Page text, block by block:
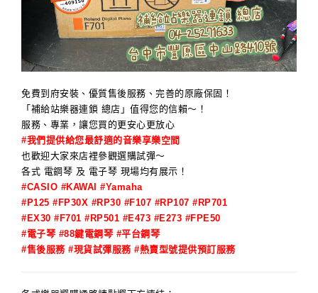
免費到府安裝、優質售後服務、完善的原廠保固！
「補給站樂器連鎖 總店」值得您的信賴～！
服務、專業，讓您買的更安心更放心
#我們提供給您最舒適的音樂享樂空間
也歡迎大家來店裡參觀選購試彈～
各式 電鋼琴 及 電子琴 現場均有展示！
#CASIO #KAWAI #Yamaha
#P125 #FP30X #RP30 #F107 #RP107 #RP701
#EX30 #F701 #RP501 #E473 #E273 #FPE50
#電子琴 #88鍵電鋼琴 #平台鋼琴
#售後服務 #現貨試彈服務 #熱賣型號提供預訂服務